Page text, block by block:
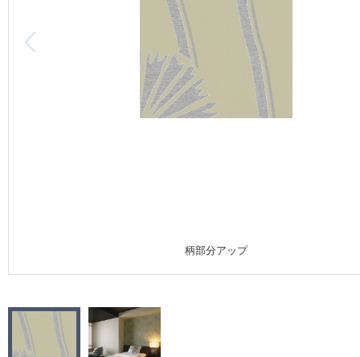
カーテン
モデルハウス
新築戸建・マンション
柄部分アップ